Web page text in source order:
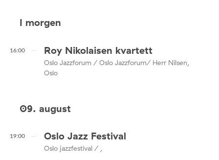
I morgen
16:00 Roy Nikolaisen kvartett
Oslo Jazzforum / Oslo Jazzforum/ Herr Nilsen,
Oslo
09. august
19:00 Oslo Jazz Festival
Oslo jazzfestival / ,